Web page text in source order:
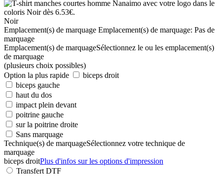
Noir
Emplacement(s) de marquage Emplacement(s) de marquage: Pas de
marquage
Emplacement(s) de marquageSélectionnez le ou les emplacement(s)
de marquage
(plusieurs choix possibles)
Option la plus rapide
biceps droit
biceps gauche
haut du dos
impact plein devant
poitrine gauche
sur la poitrine droite
Sans marquage
Technique(s) de marquageSélectionnez votre technique de
marquage
biceps droitPlus d'infos sur les options d'impression
Transfert DTF